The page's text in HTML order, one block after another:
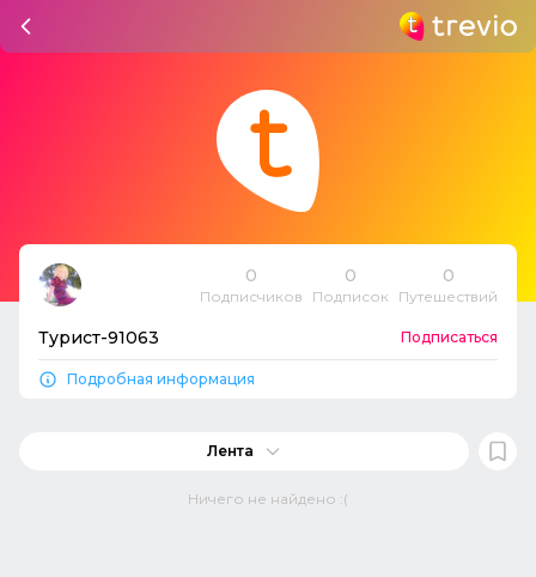
0
Подписчиков
0
Подписок
0
Путешествий
Турист-91063 Подписаться
Подробная информация
Лента
Ничего не найдено :(